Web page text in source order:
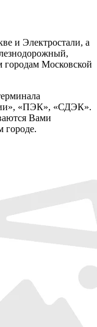
и Электростали, а
Московской
«ПЭК», «СДЭК».
Вами
городе.